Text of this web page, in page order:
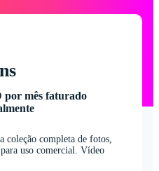
por mês faturado
coleção completa de fotos,
uso comercial. Vídeo